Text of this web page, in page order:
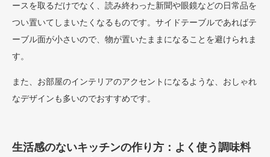
ースを取るだけでなく、読み終わった新聞や眼鏡などの日常品を
つい置いてしまいたくなるものです。サイドテーブルであればテ
ーブル面が小さいので、物が置いたままになることを避けられま
す。
また、お部屋のインテリアのアクセントになるような、おしゃれ
なデザインも多いのでおすすめです。
生活感のないキッチンの作り方：よく使う調味料